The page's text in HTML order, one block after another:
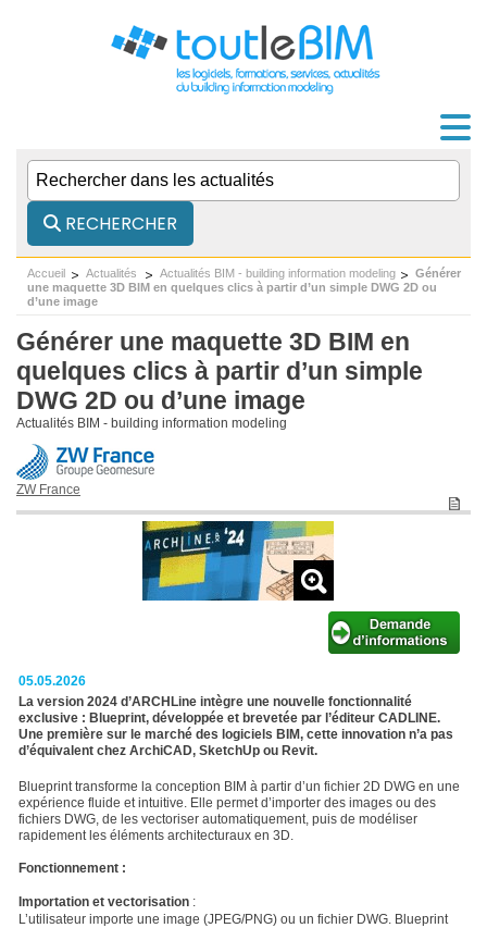
RECHERCHER
Accueil Actualités Actualités BIM - building information modeling
Générer
une maquette 3D BIM en quelques clics à partir d’un simple DWG 2D ou
d’une image
Générer une maquette 3D BIM en
quelques clics à partir d’un simple
DWG 2D ou d’une image
Actualités BIM - building information modeling
ZW France
05.05.2026
La version 2024 d’ARCHLine intègre une nouvelle fonctionnalité
exclusive : Blueprint, développée et brevetée par l’éditeur CADLINE.
Une première sur le marché des logiciels BIM, cette innovation n’a pas
d’équivalent chez ArchiCAD, SketchUp ou Revit.
Blueprint transforme la conception BIM à partir d’un fichier 2D DWG en une
expérience fluide et intuitive. Elle permet d’importer des images ou des
fichiers DWG, de les vectoriser automatiquement, puis de modéliser
rapidement les éléments architecturaux en 3D.
Fonctionnement :
Importation et vectorisation :
L’utilisateur importe une image (JPEG/PNG) ou un fichier DWG. Blueprint